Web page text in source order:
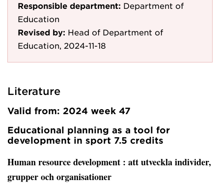
Responsible department: Department of
Education
Revised by: Head of Department of
Education, 2024-11-18
Literature
Valid from: 2024 week 47
Educational planning as a tool for
development in sport 7.5 credits
Human resource development : att utveckla individer,
grupper och organisationer